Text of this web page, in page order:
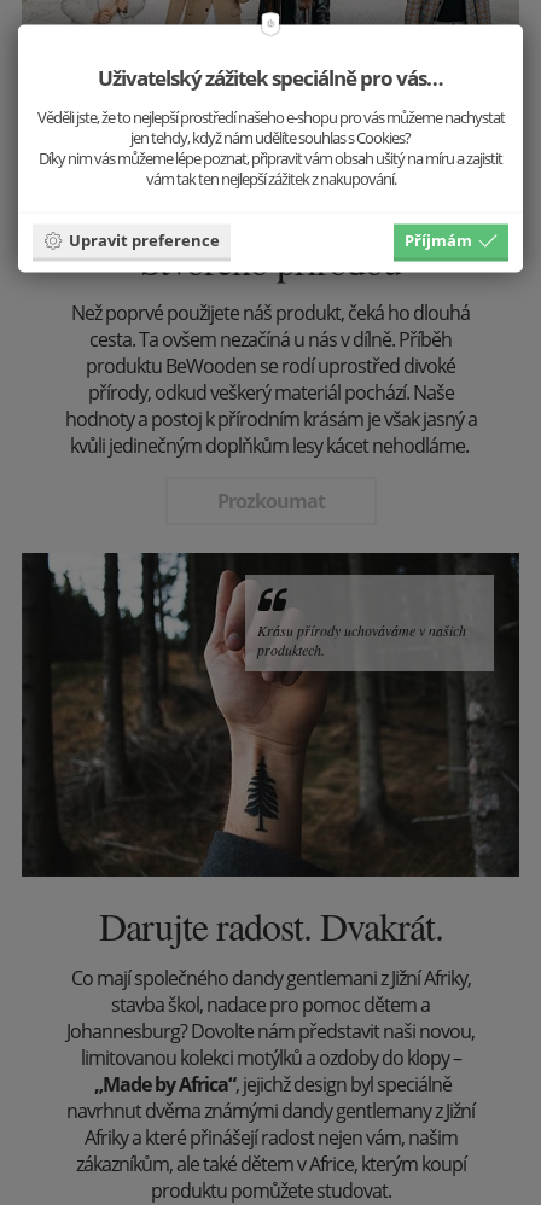
Stvořeno přírodou
Než poprvé použijete náš produkt, čeká ho dlouhá
cesta. Ta ovšem nezačíná u nás v dílně. Příběh
produktu BeWooden se rodí uprostřed divoké
přírody, odkud veškerý materiál pochází. Naše
hodnoty a postoj k přírodním krásám je však jasný a
kvůli jedinečným doplňkům lesy kácet nehodláme.
Prozkoumat
Krásu přírody uchováváme v našich
produktech.
Darujte radost. Dvakrát.
Co mají společného dandy gentlemani z Jižní Afriky,
stavba škol, nadace pro pomoc dětem a
Johannesburg? Dovolte nám představit naši novou,
limitovanou kolekci motýlků a ozdoby do klopy –
„Made by Africa“, jejichž design byl speciálně
navrhnut dvěma známými dandy gentlemany z Jižní
Afriky a které přinášejí radost nejen vám, našim
zákazníkům, ale také dětem v Africe, kterým koupí
produktu pomůžete studovat.
Uživatelský zážitek speciálně pro vás…
Věděli jste, že to nejlepší prostředí našeho e-shopu pro vás můžeme nachystat
jen tehdy, když nám udělíte souhlas s Cookies?
Díky nim vás můžeme lépe poznat, připravit vám obsah ušitý na míru a zajistit
vám tak ten nejlepší zážitek z nakupování.
Upravit preference Příjmám